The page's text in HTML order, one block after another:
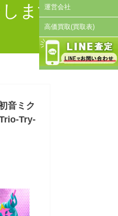
ます
音ミク
Try-
運営会社
高価買取(買取表)